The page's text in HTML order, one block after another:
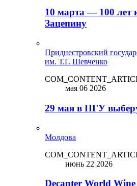
10 марта — 100 лет
Зацепину
Приднестровский
им. Т.Г. Шевченко
мая 06 2026
29 мая в ПГУ
Молдова
июнь 22 2026
Decanter World